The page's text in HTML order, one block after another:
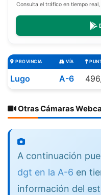
Consulta el tráfico en tiempo
PROVINCIA VÍA
Lugo A-6
Otras Cámaras
A continuación
dgt en la A-6 en
información del